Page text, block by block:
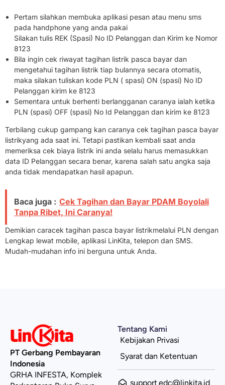
Pertam silahkan membuka aplikasi pesan atau menu sms
pada handphone yang anda pakai
Silakan tulis REK (Spasi) No ID Pelanggan dan Kirim ke Nomor
8123
Bila ingin cek riwayat tagihan listrik pasca bayar dan
mengetahui tagihan listrik tiap bulannya secara otomatis,
maka silakan tuliskan kode PLN ( spasi) ON (spasi) No ID
Pelanggan kirim ke 8123
Sementara untuk berhenti berlangganan caranya ialah ketika
PLN (spasi) OFF (spasi) No Id Pelanggan dan kirim ke 8123
Terbilang cukup gampang kan caranya cek tagihan pasca bayar
listrikyang ada saat ini. Tetapi pastikan kembali saat anda
memeriksa cek biaya listrik ini anda selalu harus memasukkan
data ID Pelanggan secara benar, karena salah satu angka saja
anda tidak mendapatkan hasil apapun.
Baca juga : Cek Tagihan dan Bayar PDAM Boyolali
Tanpa Ribet, Ini Caranya!
Demikian caracek tagihan pasca bayar listrikmelalui PLN dengan
Lengkap lewat mobile, aplikasi LinKita, telepon dan SMS.
Mudah-mudahan info ini berguna untuk Anda.
PT Gerbang Pembayaran
Indonesia
GRHA INFESTA, Komplek
Tentang Kami
Kebijakan Privasi
Syarat dan Ketentuan
support.edc@linkita.id